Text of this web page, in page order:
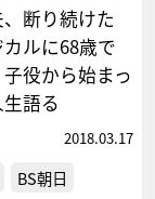
断り続けた
ルに68歳で
役から始まっ
語る
2018.03.17
BS朝日